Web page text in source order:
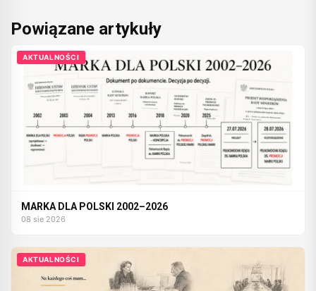
Powiązane artykuły
AKTUALNOŚCI
MARKA DLA POLSKI 2002–2026
08 sie 2026
AKTUALNOŚCI